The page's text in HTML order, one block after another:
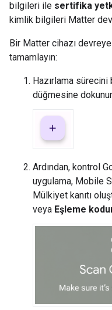
bilgileri ile sertifika
kimlik bilgileri Matter
Bir Matter cihazı
tamamlayın:
Hazırlama
düğmesine
Ardından, kontrol
uygulama, Mobile
Mülkiyet kanıtı
veya Eşleme